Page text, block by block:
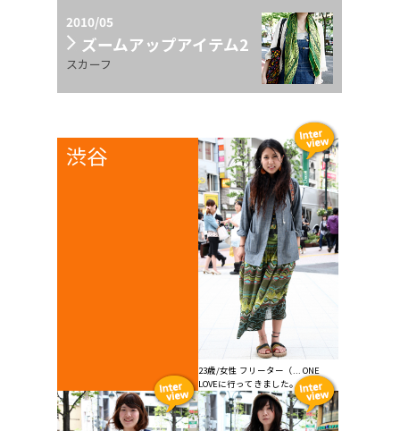
2010/05
ズームアップアイテム2
スカーフ
渋谷
23歳/女性 フリーター（... ONE
LOVEに行ってきました。サ...